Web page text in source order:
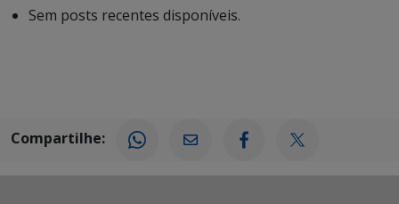
Sem posts recentes disponíveis.
Compartilhe: